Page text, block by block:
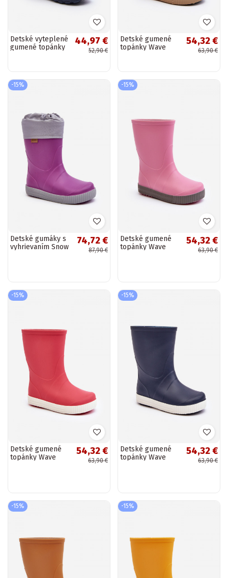
Detské vyteplené
gumené topánky
44,97 €
52,90 €
Detské gumené
topánky Wave
54,32 €
63,90 €
-15%
Detské gumáky s
vyhrievaním Snow
74,72 €
87,90 €
-15%
Detské gumené
topánky Wave
54,32 €
63,90 €
-15%
Detské gumené
topánky Wave
54,32 €
63,90 €
-15%
Detské gumené
topánky Wave
54,32 €
63,90 €
-15% -15%